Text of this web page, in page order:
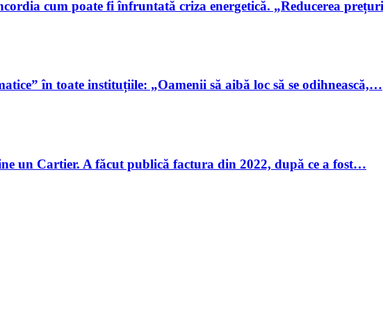
cum poate fi înfruntată criza energetică. „Reducerea
în toate instituțiile: „Oamenii să aibă loc să se odihnească,…
un Cartier. A făcut publică factura din 2022, după ce a fost…